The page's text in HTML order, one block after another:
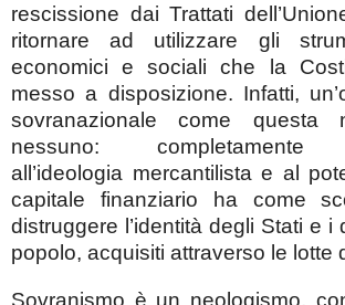
rescissione dai Trattati
ritornare ad utilizzare gli
economici e sociali che la
messo a disposizione. Infatti,
sovranazionale come
nessuno: completamente
all’ideologia mercantilista e al
capitale finanziario ha come
distruggere l’identità degli Stati e i
popolo, acquisiti attraverso le lotte
Sovranismo è un neologismo,